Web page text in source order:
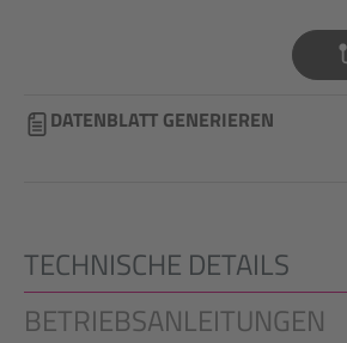
DATENBLATT GENERIEREN
TECHNISCHE DETAILS
BETRIEBSANLEITUNGEN